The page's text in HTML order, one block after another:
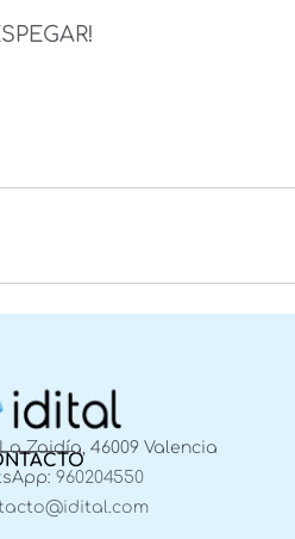
Zaidía, 46009 Valencia
960204550